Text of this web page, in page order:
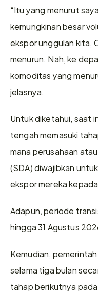
“Itu yang menurut
kemungkinan besar
ekspor unggulan kita,
menurun. Nah, ke
komoditas yang
jelasnya.
Untuk diketahui, saat
tengah memasuki
mana perusahaan
(SDA) diwajibkan
ekspor mereka
Adapun, periode
hingga 31 Agustus
Kemudian,
selama tiga bulan
tahap berikutnya